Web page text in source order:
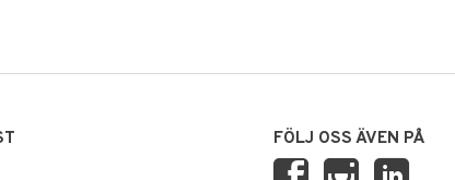
FÖLJ OSS ÄVEN PÅ